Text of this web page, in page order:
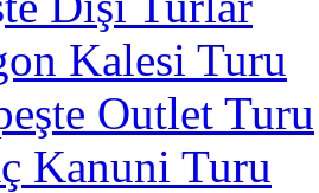
Kalesi Turu
Outlet Turu
Kanuni Turu